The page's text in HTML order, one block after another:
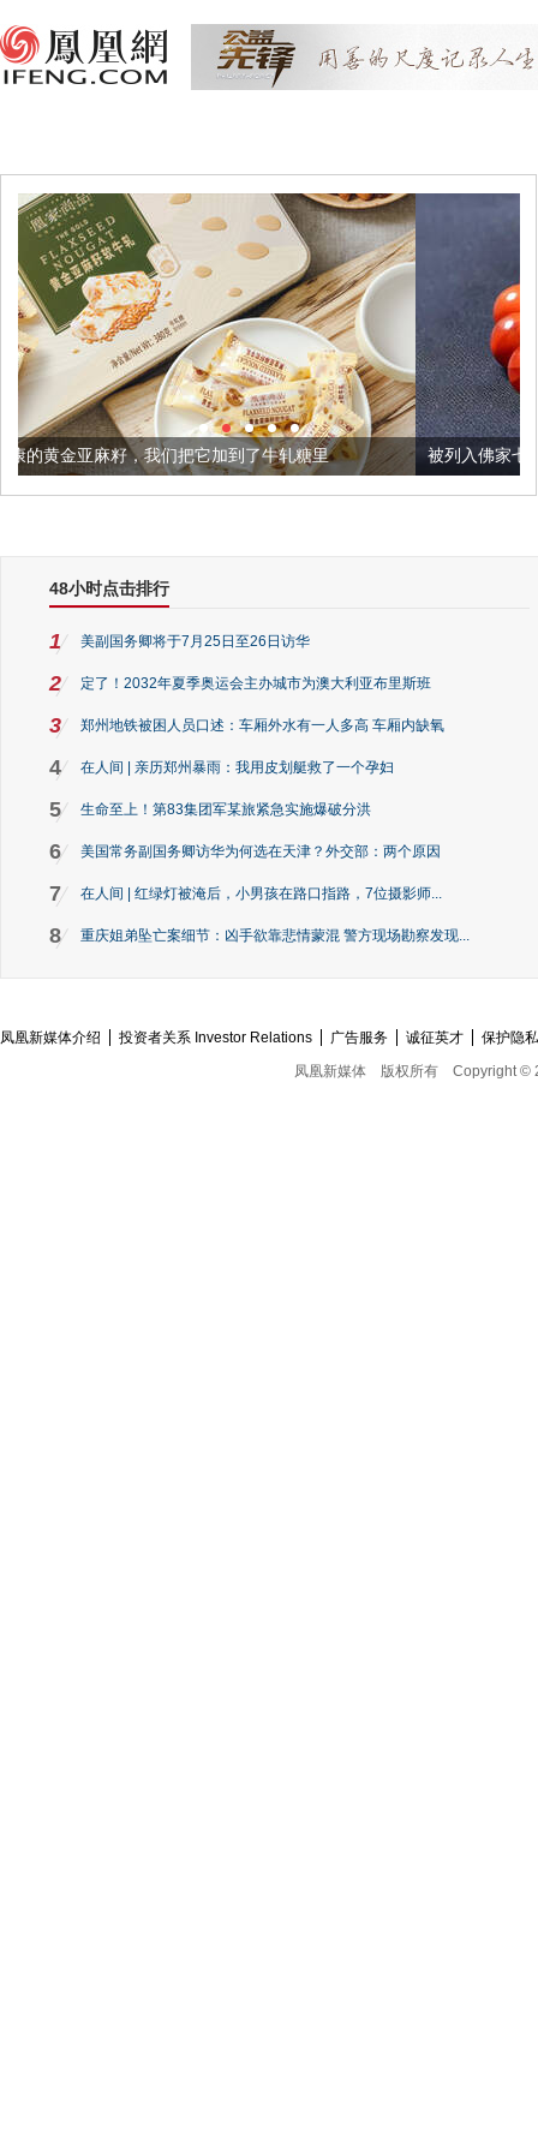
把它加到了牛轧糖里 被列入佛家七宝的它到底有多美？
48小时点击排行
1 美副国务卿将于7月25日至26日访华
2 定了！2032年夏季奥运会主办城市为澳大利亚布里斯班
3 郑州地铁被困人员口述：车厢外水有一人多高 车厢内缺氧
4 在人间 | 亲历郑州暴雨：我用皮划艇救了一个孕妇
5 生命至上！第83集团军某旅紧急实施爆破分洪
6 美国常务副国务卿访华为何选在天津？外交部：两个原因
7 在人间 | 红绿灯被淹后，小男孩在路口指路，7位摄影师...
8 重庆姐弟坠亡案细节：凶手欲靠悲情蒙混 警方现场勘察发现...
凤凰新媒体介绍 投资者关系 Investor Relations 广告服务 诚征英才
保护隐
凤凰新媒体
版权所有 Copyright ©